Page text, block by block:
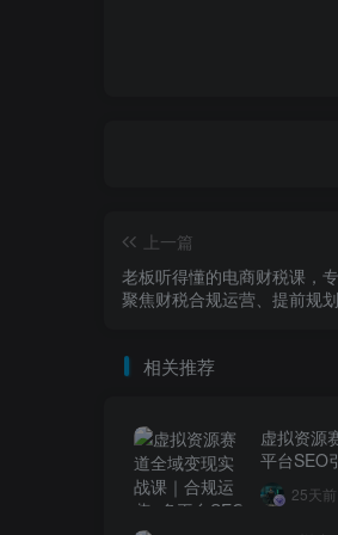
上一篇
老板听得懂的电商财税课，
聚焦财税合规运营、提前规划
相关推荐
虚拟资源
平台SEO
玩法
25天前